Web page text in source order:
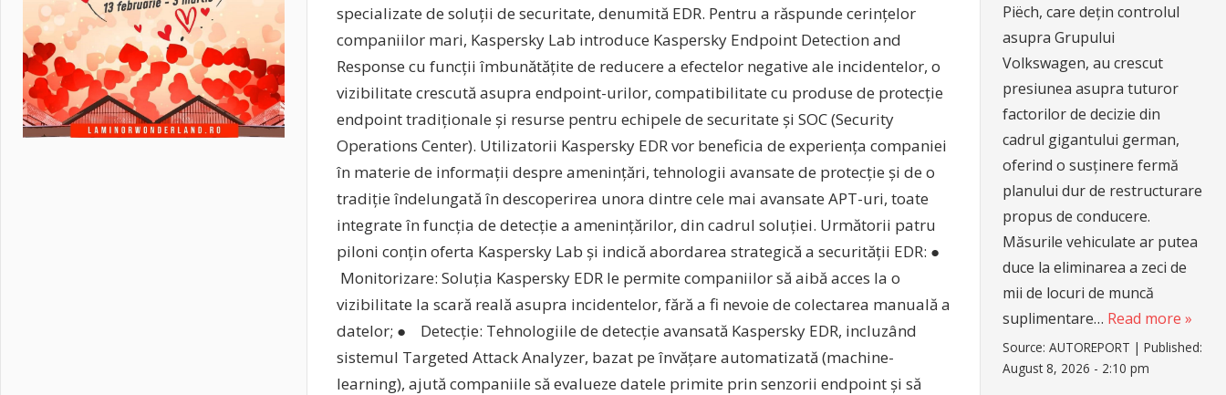
specializate de soluții de securitate, denumită EDR. Pentru a răspunde cerințelor
companiilor mari, Kaspersky Lab introduce Kaspersky Endpoint Detection and
Response cu funcții îmbunătățite de reducere a efectelor negative ale incidentelor, o
vizibilitate crescută asupra endpoint-urilor, compatibilitate cu produse de protecție
endpoint tradiționale și resurse pentru echipele de securitate și SOC (Security
Operations Center). Utilizatorii Kaspersky EDR vor beneficia de experiența companiei
în materie de informații despre amenințări, tehnologii avansate de protecție și de o
tradiție îndelungată în descoperirea unora dintre cele mai avansate APT-uri, toate
integrate în funcția de detecție a amenințărilor, din cadrul soluției. Următorii patru
piloni conțin oferta Kaspersky Lab și indică abordarea strategică a securității EDR: ●
Monitorizare: Soluția Kaspersky EDR le permite companiilor să aibă acces la o
vizibilitate la scară reală asupra incidentelor, fără a fi nevoie de colectarea manuală a
datelor; ● Detecție: Tehnologiile de detecție avansată Kaspersky EDR, incluzând
sistemul Targeted Attack Analyzer, bazat pe învățare automatizată (machine-
learning), ajută companiile să evalueze datele primite prin senzorii endpoint și să
Piëch, care dețin controlul
asupra Grupului
Volkswagen, au crescut
presiunea asupra tuturor
factorilor de decizie din
cadrul gigantului german,
oferind o susținere fermă
planului dur de restructurare
propus de conducere.
Măsurile vehiculate ar putea
duce la eliminarea a zeci de
mii de locuri de muncă
suplimentare… Read more »
Source:AUTOREPORT |Published:
August 8, 2026 - 2:10 pm